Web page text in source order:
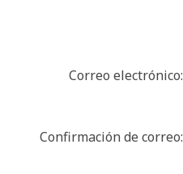
Correo electrónico:
Confirmación de correo: